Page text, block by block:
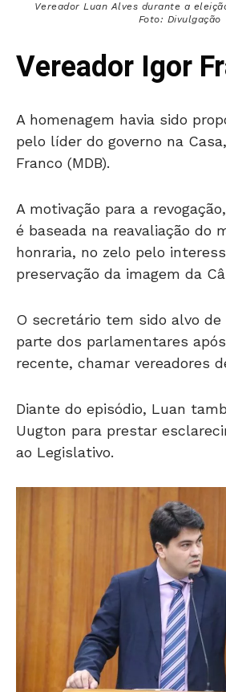
Vereador Luan Alves durante a
Foto: Divulgação
Vereador Igor
A homenagem havia sido
pelo líder do governo na
Franco (MDB).
A motivação para a
é baseada na reavaliação do
honraria, no zelo pelo
preservação da imagem da
O secretário tem sido alvo
parte dos parlamentares
recente, chamar vereadores
Diante do episódio, Luan
Uugton para prestar
ao Legislativo.